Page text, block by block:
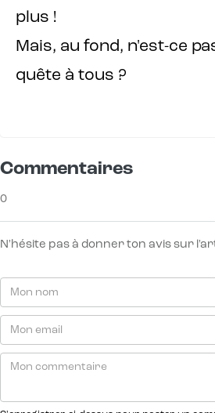
plus !
Mais, au fond, n'est-ce
quête à tous ?
Commentaires
0
N'hésite pas à donner ton avis sur